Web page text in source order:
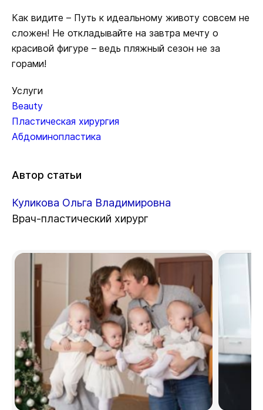
Как видите – Путь к идеальному животу совсем не
сложен! Не откладывайте на завтра мечту о
красивой фигуре – ведь пляжный сезон не за
горами!
Услуги
Beauty
Пластическая хирургия
Абдоминопластика
Автор статьи
Куликова Ольга Владимировна
Врач-пластический хирург